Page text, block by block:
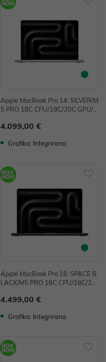
Apple MacBook Pro 14: SILVER/M
5 PRO 18C CPU/18C/20C GPU/2
4.099,00 €
Grafika: Integrirana
Apple MacBook Pro 16: SPACE B
LACK/M5 PRO 18C CPU/18C/20
4.499,00 €
Grafika: Integrirana